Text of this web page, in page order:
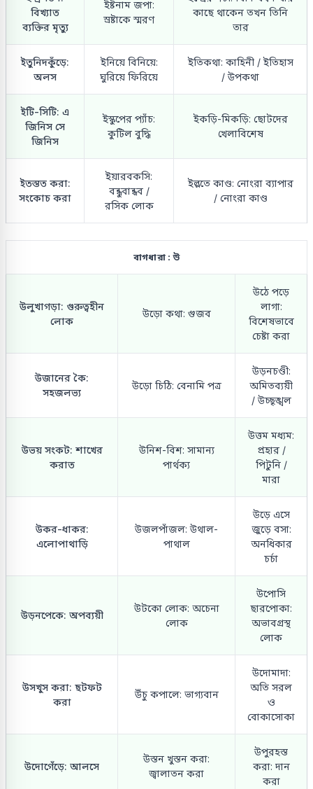
বিখ্যাত
ব্যক্তির মৃত্যু
ইষ্টনাম জপা:
স্রষ্টাকে স্মরণ
কাছে থাকেন তখন তিনি
তার
ইতুনিদকুঁড়ে:
অলস
ইনিয়ে বিনিয়ে:
ঘুরিয়ে ফিরিয়ে
ইতিকথা: কাহিনী / ইতিহাস
/ উপকথা
ইটি-সিটি: এ
জিনিস সে
জিনিস
ইস্কুপের প্যাঁচ:
কুটিল বুদ্ধি
ইকড়ি-মিকড়ি: ছোটদের
খেলাবিশেষ
ইতস্তত করা:
সংকোচ করা
ইয়ারবকসি:
বন্ধুবান্ধব /
রসিক লোক
ইল্লতে কাণ্ড: নোংরা ব্যাপার
/ নোংরা কাণ্ড
বাগধারা : উ
উলুখাগড়া: গুরুত্বহীন
লোক
উড়ো কথা: গুজব
উঠে পড়ে
লাগা:
বিশেষভাবে
চেষ্টা করা
উজানের কৈ:
সহজলভ্য
উড়ো চিঠি: বেনামি পত্র
উড়নচণ্ডী:
অমিতব্যয়ী
/ উচ্ছৃঙ্খল
উভয় সংকট: শাখের
করাত
উনিশ-বিশ: সামান্য
পার্থক্য
উত্তম মধ্যম:
প্রহার /
পিটুনি /
মারা
উকর-ধাকর:
এলোপাথাড়ি
উজলপাঁজল: উথাল-
পাথাল
উড়ে এসে
জুড়ে বসা:
অনধিকার
চর্চা
উড়নপেকে: অপব্যয়ী
উটকো লোক: অচেনা
লোক
উপোসি
ছারপোকা:
অভাবগ্রস্থ
লোক
উসখুস করা: ছটফট
করা
উঁচু কপালে: ভাগ্যবান
উদোমাদা:
অতি সরল
ও
বোকাসোকা
উদোগেঁড়ে: আলসে
উস্তন খুস্তন করা:
জ্বালাতন করা
উপুরহস্ত
করা: দান
করা